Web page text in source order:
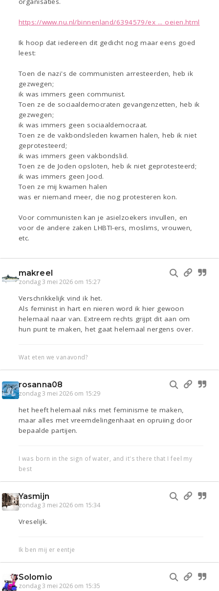
https://www.nu.nl/binnenland/6394579/ex ... oeien.html
Ik hoop dat iedereen dit gedicht nog maar eens goed
leest:
Toen de nazi's de communisten arresteerden, heb ik
gezwegen;
ik was immers geen communist.
Toen ze de sociaaldemocraten gevangenzetten, heb ik
gezwegen;
ik was immers geen sociaaldemocraat.
Toen ze de vakbondsleden kwamen halen, heb ik niet
geprotesteerd;
ik was immers geen vakbondslid.
Toen ze de Joden opsloten, heb ik niet geprotesteerd;
ik was immers geen Jood.
Toen ze mij kwamen halen
was er niemand meer, die nog protesteren kon.
Voor communisten kan je asielzoekers invullen, en
voor de andere zaken LHBTI-ers, moslims, vrouwen,
etc.
makreel
zondag 3 mei 2026 om 15:27
Verschrikkelijk vind ik het.
Als feminist in hart en nieren word ik hier gewoon
helemaal naar van. Extreem rechts grijpt dit aan om
hun punt te maken, het gaat helemaal nergens over.
Wat eten we vanavond?
rosanna08
zondag 3 mei 2026 om 15:29
het heeft helemaal niks met feminisme te maken,
maar alles met vreemdelingenhaat en opruiing door
bepaalde partijen.
I was born in the sign of water, and it's there that I feel my
best
Yasmijn
zondag 3 mei 2026 om 15:34
Vreselijk.
Ik ben mij er eentje
Solomio
zondag 3 mei 2026 om 15:35